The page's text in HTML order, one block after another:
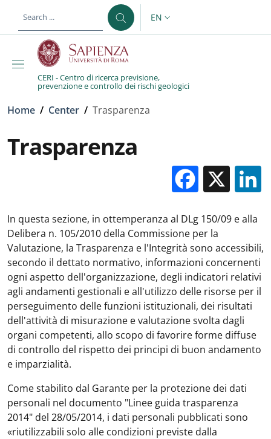
LANGUAGE SWITCHER:
EN
CERI - Centro di ricerca previsione,
prevenzione e controllo dei rischi geologici
Breadcrumb
Home / Center / Trasparenza
Trasparenza
X
In questa sezione, in ottemperanza al DLg 150/09 e alla
Delibera n. 105/2010 della Commissione per la
Valutazione, la Trasparenza e l'Integrità sono accessibili,
secondo il dettato normativo, informazioni concernenti
ogni aspetto dell'organizzazione, degli indicatori relativi
agli andamenti gestionali e all'utilizzo delle risorse per il
perseguimento delle funzioni istituzionali, dei risultati
dell'attività di misurazione e valutazione svolta dagli
organi competenti, allo scopo di favorire forme diffuse
di controllo del rispetto dei principi di buon andamento
e imparzialità.
Come stabilito dal Garante per la protezione dei dati
personali nel documento "Linee guida trasparenza
2014" del 28/05/2014, i dati personali pubblicati sono
«riutilizzabili solo alle condizioni previste dalla